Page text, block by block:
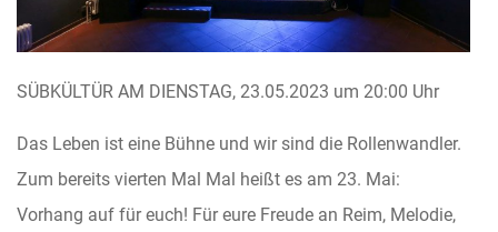
SÜBKÜLTÜR AM DIENSTAG, 23.05.2023 um 20:00 Uhr
Das Leben ist eine Bühne und wir sind die Rollenwandler.
Zum bereits vierten Mal Mal heißt es am 23. Mai:
Vorhang auf für euch! Für eure Freude an Reim, Melodie,